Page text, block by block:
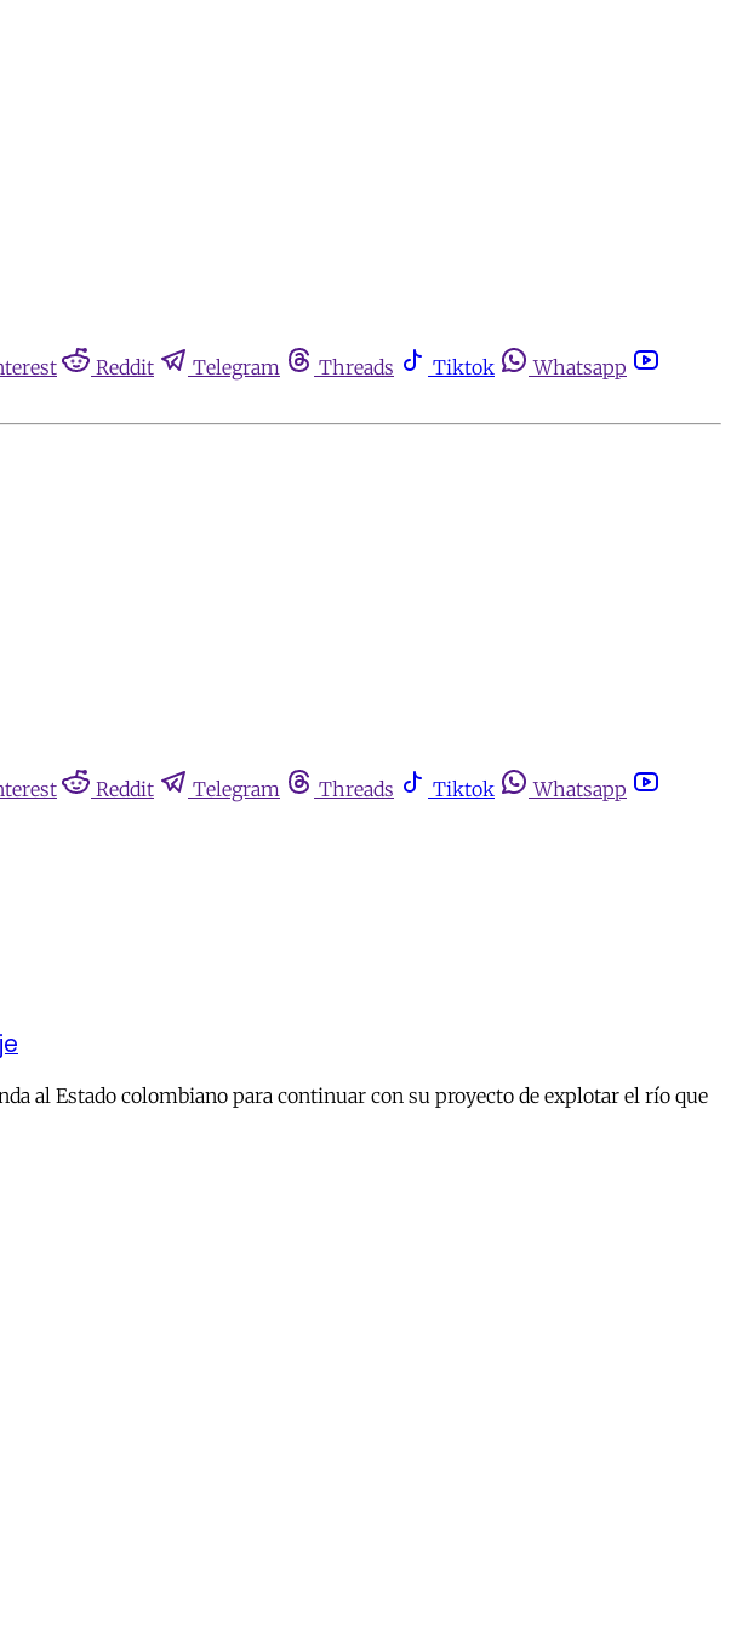
Reddit Telegram Threads Tiktok
Whatsapp
Reddit Telegram Threads Tiktok
Whatsapp
al Estado colombiano para continuar con su proyecto de explotar el río que